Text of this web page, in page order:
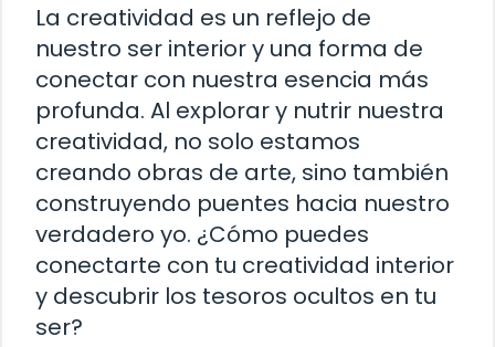
La creatividad es un reflejo de
nuestro ser interior y una forma de
conectar con nuestra esencia más
profunda. Al explorar y nutrir nuestra
creatividad, no solo estamos
creando obras de arte, sino también
construyendo puentes hacia nuestro
verdadero yo. ¿Cómo puedes
conectarte con tu creatividad interior
y descubrir los tesoros ocultos en tu
ser?